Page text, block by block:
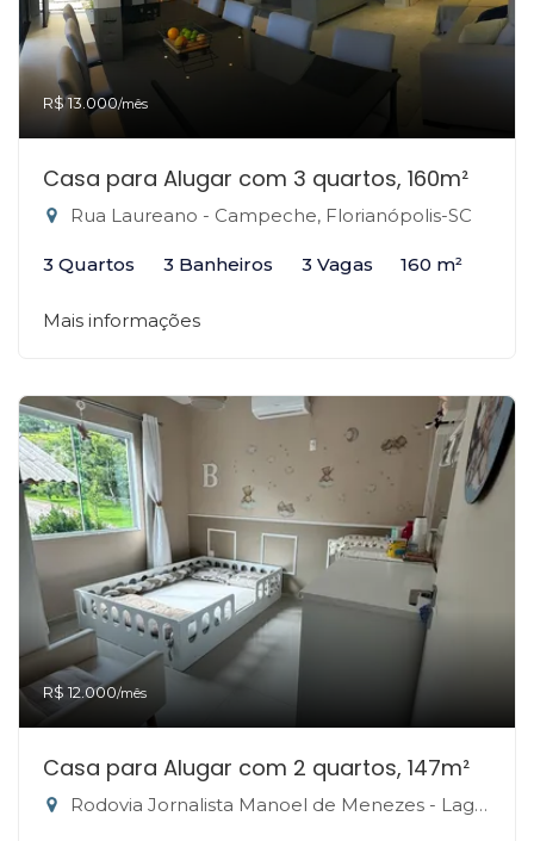
R$ 13.000/mês
Casa para Alugar com 3 quartos, 160m²
Rua Laureano - Campeche, Florianópolis-SC
3 Quartos 3 Banheiros 3 Vagas 160 m²
Mais informações
R$ 12.000/mês
Casa para Alugar com 2 quartos, 147m²
Rodovia Jornalista Manoel de Menezes - Lagoa da Conceição, Florianópolis-SC